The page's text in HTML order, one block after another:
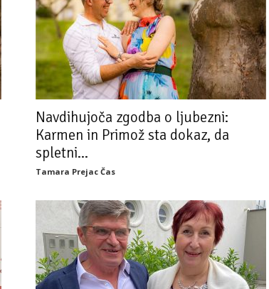
Navdihujoča zgodba o ljubezni:
Karmen in Primož sta dokaz, da
spletni...
Tamara Prejac Čas